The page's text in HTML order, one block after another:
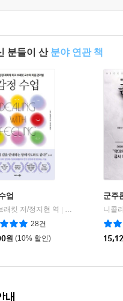
분들이 산 분야 연관 책
업
래킷 저/정지현 역
비즈니스북스
28건
원 (10% 할인)
군주
내